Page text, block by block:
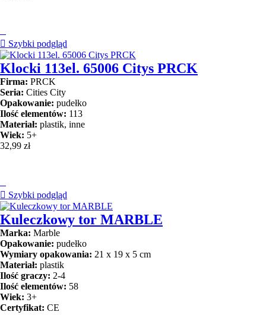
 Szybki podgląd
Klocki 113el. 65006 Citys PRCK
Firma: PRCK
Seria: Cities City
Opakowanie: pudełko
Ilość elementów: 113
Materiał: plastik, inne
Wiek: 5+
32,99 zł
 Szybki podgląd
Kuleczkowy tor MARBLE
Marka: Marble
Opakowanie: pudełko
Wymiary opakowania: 21 x 19 x 5 cm
Materiał: plastik
Ilość graczy: 2-4
Ilość elementów: 58
Wiek: 3+
Certyfikat: CE